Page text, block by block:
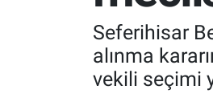
Seferihisar
alınma
vekili seçimi
Süper Lig Puan Durumu
Tüm Manşetler
Son Dakika Haberleri